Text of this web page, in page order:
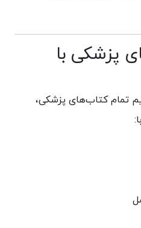
پزشکی با
تمام کتاب‌های پزشکی،